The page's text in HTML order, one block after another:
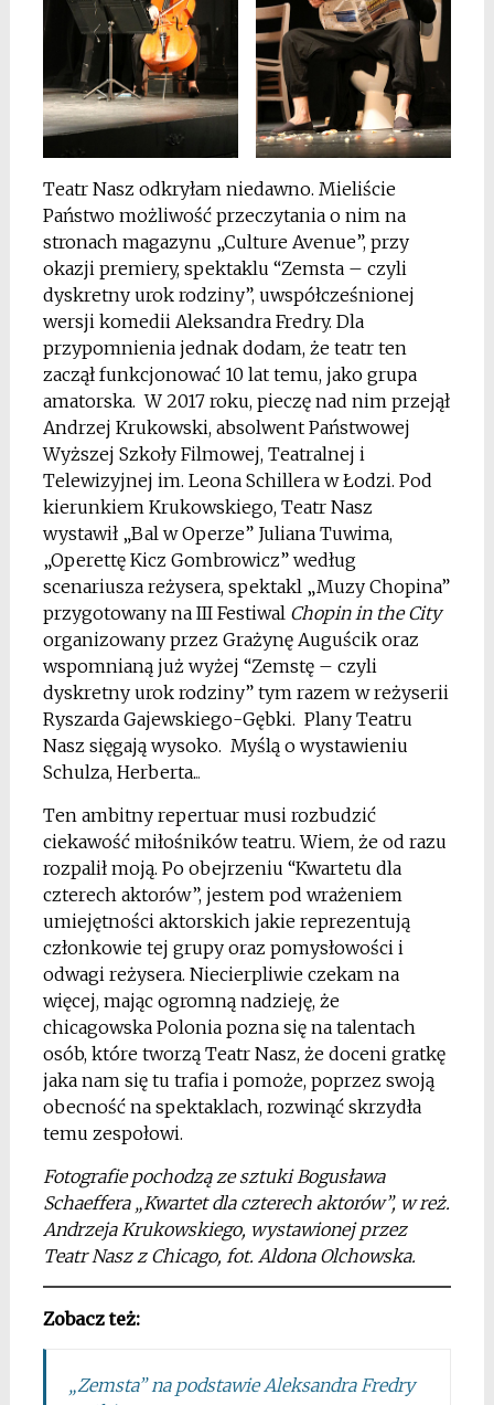
Teatr Nasz odkryłam niedawno. Mieliście
Państwo możliwość przeczytania o nim na
stronach magazynu „Culture Avenue”, przy
okazji premiery, spektaklu “Zemsta – czyli
dyskretny urok rodziny”, uwspółcześnionej
wersji komedii Aleksandra Fredry. Dla
przypomnienia jednak dodam, że teatr ten
zaczął funkcjonować 10 lat temu, jako grupa
amatorska. W 2017 roku, pieczę nad nim przejął
Andrzej Krukowski, absolwent Państwowej
Wyższej Szkoły Filmowej, Teatralnej i
Telewizyjnej im. Leona Schillera w Łodzi. Pod
kierunkiem Krukowskiego, Teatr Nasz
wystawił „Bal w Operze” Juliana Tuwima,
„Operettę Kicz Gombrowicz” według
scenariusza reżysera, spektakl „Muzy Chopina”
przygotowany na III Festiwal Chopin in the City
organizowany przez Grażynę Auguścik oraz
wspomnianą już wyżej “Zemstę – czyli
dyskretny urok rodziny” tym razem w reżyserii
Ryszarda Gajewskiego-Gębki. Plany Teatru
Nasz sięgają wysoko. Myślą o wystawieniu
Schulza, Herberta...
Ten ambitny repertuar musi rozbudzić
ciekawość miłośników teatru. Wiem, że od razu
rozpalił moją. Po obejrzeniu “Kwartetu dla
czterech aktorów”, jestem pod wrażeniem
umiejętności aktorskich jakie reprezentują
członkowie tej grupy oraz pomysłowości i
odwagi reżysera. Niecierpliwie czekam na
więcej, mając ogromną nadzieję, że
chicagowska Polonia pozna się na talentach
osób, które tworzą Teatr Nasz, że doceni gratkę
jaka nam się tu trafia i pomoże, poprzez swoją
obecność na spektaklach, rozwinąć skrzydła
temu zespołowi.
Fotografie pochodzą ze sztuki Bogusława
Schaeffera „Kwartet dla czterech aktorów”, w reż.
Andrzeja Krukowskiego, wystawionej przez
Teatr Nasz z Chicago, fot. Aldona Olchowska.
Zobacz też:
„Zemsta” na podstawie Aleksandra Fredry